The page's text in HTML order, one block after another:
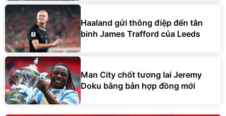
Haaland gửi thông điệp đến tân
binh James Trafford của Leeds
Man City chốt tương lai Jeremy
Doku bằng bản hợp đồng mới